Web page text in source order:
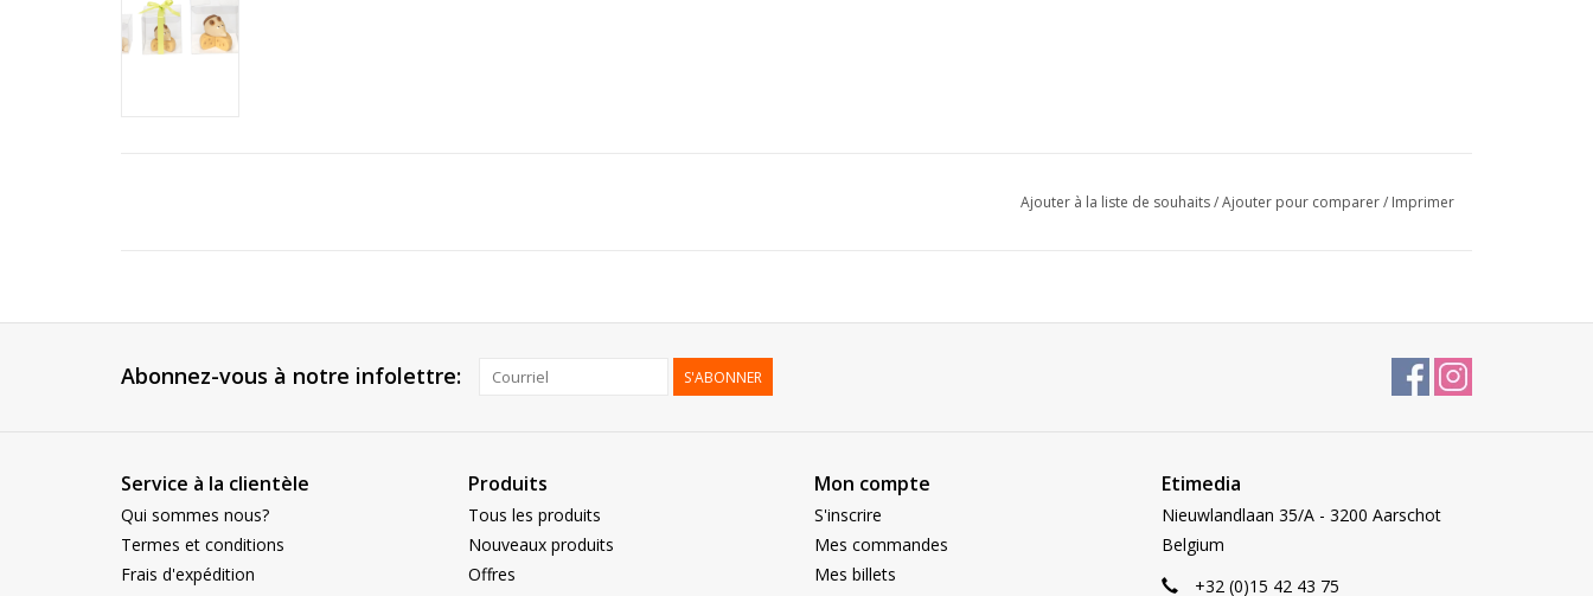
Ajouter à la liste de souhaits/Ajouter pour comparer/ Imprimer
Abonnez-vous à notre infolettre: S'ABONNER
Service à la clientèle
Qui sommes nous?
Termes et conditions
Frais d'expédition
Produits
Tous les produits
Nouveaux produits
Offres
Mon compte
S'inscrire
Mes commandes
Mes billets
Etimedia
Nieuwlandlaan 35/A - 3200 Aarschot
Belgium
+32 (0)15 42 43 75